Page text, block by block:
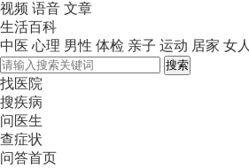
视频 语音 文章
生活百科
中医 心理 男性 体检 亲子 运动 居家 女人
搜索
找医院
搜疾病
问医生
查症状
问答首页